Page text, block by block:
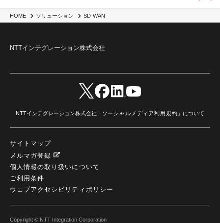
HOME ソリューション SD-WAN
NTTインテグレーション株式会社
NTTインテグレーション株式会社「ソーシャルメディア利用規約 」について
サイトマップ
メルマガ登録
個人情報の取り扱いについて
ご利用条件
ウェブアクセシビリティポリシー
Copyright © NTT Integration Corporation